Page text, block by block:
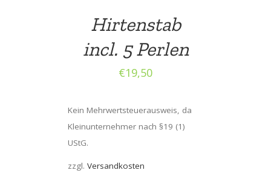
Hirtenstab
incl. 5 Perlen
€19,50
Kein Mehrwertsteuerausweis, da
Kleinunternehmer nach §19 (1)
UStG.
zzgl. Versandkosten